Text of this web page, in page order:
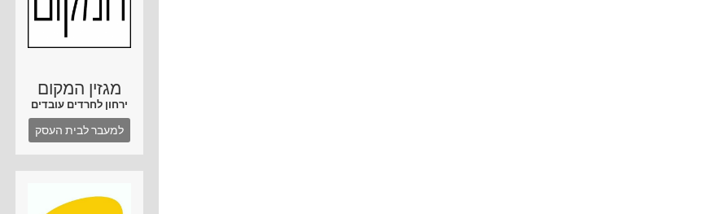
מגזין המקום
ירחון לחרדים עובדים
למעבר לבית העסק